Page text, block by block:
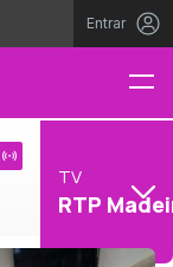
Entrar
TV
RTP